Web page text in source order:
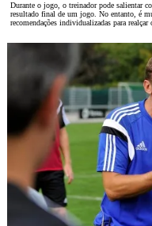
Durante o jogo, o treinador pode salientar
resultado final de um jogo. No entanto, é
recomendações individualizadas para